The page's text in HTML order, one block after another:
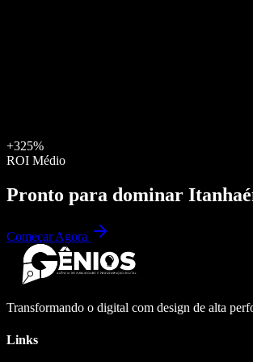
+325%
ROI Médio
Pronto para dominar
Começar Agora
Transformando o digital com design de alta
Links